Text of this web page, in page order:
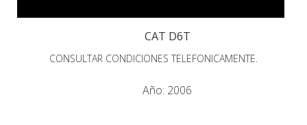
CAT D6T
CONSULTAR CONDICIONES TELEFONICAMENTE.
Año: 2006